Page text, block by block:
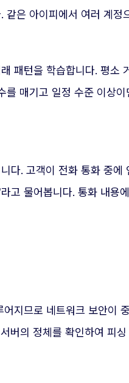
같은 아이피에서 여러 계
패턴을 학습합니다. 평소
를 매기고 일정 수준 이상
다. 고객이 전화 통화 중
고 물어봅니다. 통화 내
지므로 네트워크 보안이
버의 정체를 확인하여 피